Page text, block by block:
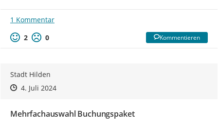
1 Kommentar
2
0 Kommentieren
Stadt Hilden
Zeitpunkt des Erstellens
Zeitpunkt des Erstellens
4. Juli 2024Zur Äußerung
Mehrfachauswahl Buchungspaket